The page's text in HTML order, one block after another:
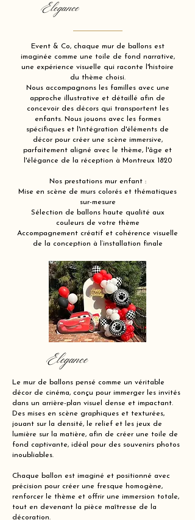
Elegance
Event & Co, chaque mur de ballons est
imaginée comme une toile de fond narrative,
une expérience visuelle qui raconte l'histoire
du thème choisi.
Nous accompagnons les familles avec une
approche illustrative et détaillé afin de
concevoir des décors qui transportent les
enfants. Nous jouons avec les formes
spécifiques et l'intégration d'éléments de
décor pour créer une scène immersive,
parfaitement aligné avec le thème, l'âge et
l'élégance de la réception à Montreux 1820
Nos prestations mur enfant :
Mise en scène de murs colorés et thématiques
sur-mesure
Sélection de ballons haute qualité aux
couleurs de votre thème
Accompagnement créatif et cohérence visuelle
de la conception à l’installation finale
Elegance
Le mur de ballons pensé comme un véritable
décor de cinéma, conçu pour immerger les invités
dans un arrière-plan visuel dense et impactant.
Des mises en scène graphiques et texturées,
jouant sur la densité, le relief et les jeux de
lumière sur la matière, afin de créer une toile de
fond captivante, idéal pour des souvenirs photos
inoubliables.
Chaque ballon est imaginé et positionné avec
précision pour créer une fresque homogène,
renforcer le thème et offrir une immersion totale,
tout en devenant la pièce maîtresse de la
décoration.